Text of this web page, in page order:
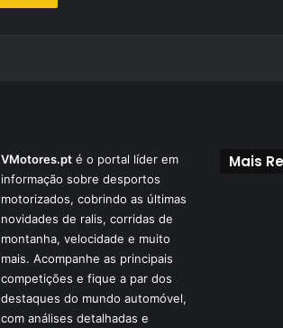
VMotores.pt é o portal líder em
informação sobre desportos
motorizados, cobrindo as últimas
novidades de ralis, corridas de
montanha, velocidade e muito
mais. Acompanhe as principais
competições e fique a par dos
destaques do mundo automóvel,
com análises detalhadas e
Mais